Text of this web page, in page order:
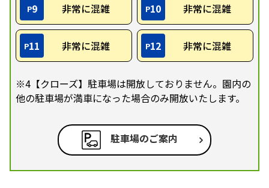
P9 非常に混雑 P10 非常に混雑
P11 非常に混雑 P12 非常に混雑
※4【クローズ】駐車場は開放しておりません。園内の
他の駐車場が満車になった場合のみ開放いたします。
駐車場のご案内